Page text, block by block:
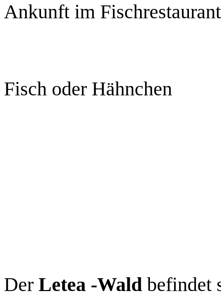
Ankunft im
Fisch oder Hähnchen
Der Letea -Wald befindet